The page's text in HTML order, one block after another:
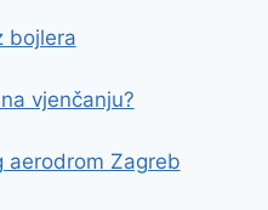
bojlera
vjenčanju?
aerodrom Zagreb